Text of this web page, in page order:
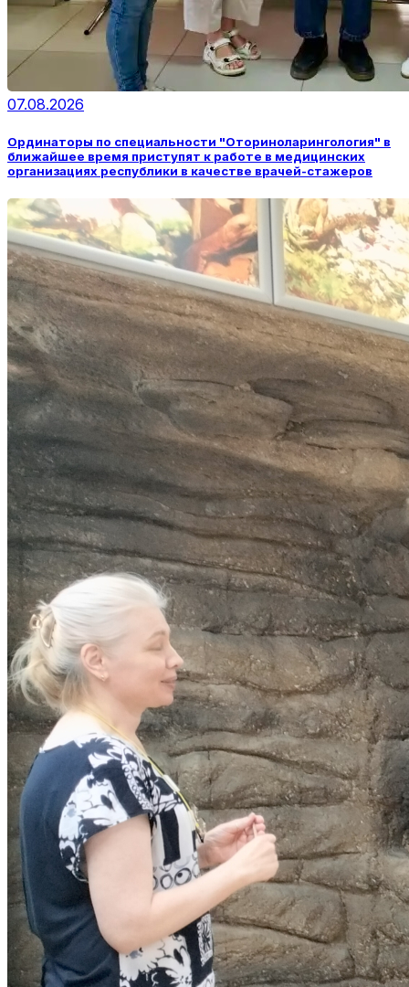
07.08.2026
Ординаторы по специальности "Оториноларингология" в
ближайшее время приступят к работе в медицинских
организациях республики в качестве врачей-стажеров